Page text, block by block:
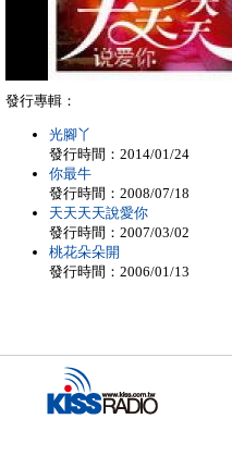
發行專輯：
光腳丫
發行時間：2014/01/24
你最牛
發行時間：2008/07/18
天天天天說愛你
發行時間：2007/03/02
桃花朵朵開
發行時間：2006/01/13